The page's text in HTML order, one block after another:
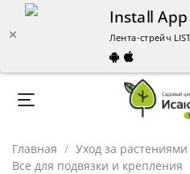
Install App
Лента-стрейч
Главная Уход за растениями
Все для подвязки и крепления